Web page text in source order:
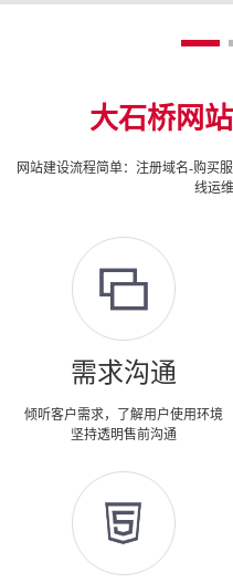
大石桥网
网站建设流程简单：注册域名-购买
线运
需求沟通
倾听客户需求，了解用户使用环境
坚持透明售前沟通